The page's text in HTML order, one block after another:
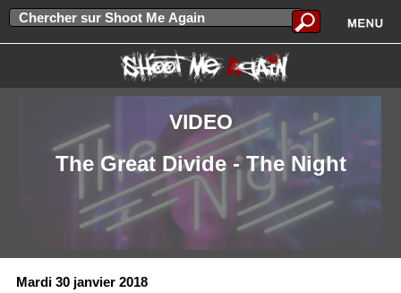
VIDEO
The Great Divide - The Night
Mardi 30 janvier 2018